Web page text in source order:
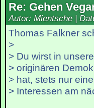
Re: Gehen
Autor: Mientsche |
Thomas Falkner
>
> Du wirst in
> originären
> hat, stets nur
> Interessen am